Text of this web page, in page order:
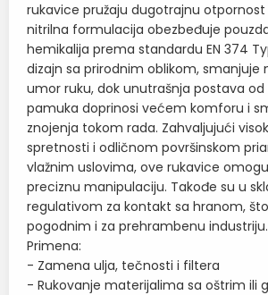
rukavice pružaju dugotrajnu
nitrilna formulacija obezbeđuje
hemikalija prema standardu EN 374
dizajn sa prirodnim oblikom, smanjuje
umor ruku, dok unutrašnja postava
pamuka doprinosi većem komforu i
znojenja tokom rada. Zahvaljujući
spretnosti i odličnom površinskom
vlažnim uslovima, ove rukavice
preciznu manipulaciju. Takođe su u
regulativom za kontakt sa hranom,
pogodnim i za prehrambenu industriju.
Primena:
- Zamena ulja, tečnosti i filtera
- Rukovanje materijalima sa oštrim ili